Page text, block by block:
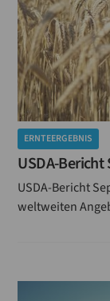
ERNTEERGEBNIS
USDA-
USDA-Bericht
weltweiten